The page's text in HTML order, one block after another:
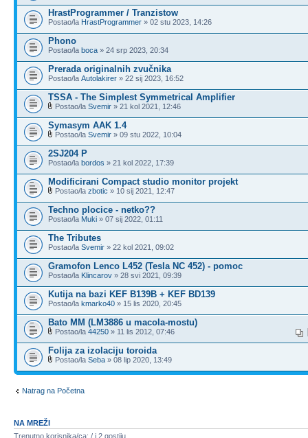
HrastProgrammer / Tranzistow
Postao/la HrastProgrammer » 02 stu 2023, 14:26
Phono
Postao/la boca » 24 srp 2023, 20:34
Prerada originalnih zvučnika
Postao/la Autolakirer » 22 sij 2023, 16:52
TSSA - The Simplest Symmetrical Amplifier
Postao/la Svemir » 21 kol 2021, 12:46
Symasym AAK 1.4
Postao/la Svemir » 09 stu 2022, 10:04
2SJ204 P
Postao/la bordos » 21 kol 2022, 17:39
Modificirani Compact studio monitor projekt
Postao/la zbotic » 10 sij 2021, 12:47
Techno plocice - netko??
Postao/la Muki » 07 sij 2022, 01:11
The Tributes
Postao/la Svemir » 22 kol 2021, 09:02
Gramofon Lenco L452 (Tesla NC 452) - pomoc
Postao/la Klincarov » 28 svi 2021, 09:39
Kutija na bazi KEF B139B + KEF BD139
Postao/la kmarko40 » 15 lis 2020, 20:45
Bato MM (LM3886 u macola-mostu)
Postao/la 44250 » 11 lis 2012, 07:46
Folija za izolaciju toroida
Postao/la Seba » 08 lip 2020, 13:49
Natrag na Početna
NA MREŽI
Trenutno korisnika/ca: / i 2 gostiju.